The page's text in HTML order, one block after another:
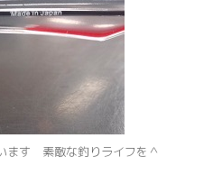
ます 素敵な釣りライフを＾